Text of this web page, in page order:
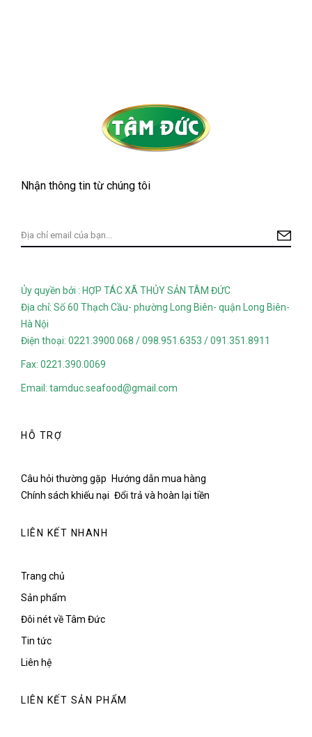
Nhận thông tin từ chúng tôi
Ủy quyền bởi : HỢP TÁC XÃ THỦY SẢN TÂM ĐỨC
Địa chỉ: Số 60 Thạch Cầu- phường Long Biên- quận Long Biên-
Hà Nội
Điện thoại: 0221.3900.068 / 098.951.6353 / 091.351.8911
Fax: 0221.390.0069
Email: tamduc.seafood@gmail.com
HỖ TRỢ
Câu hỏi thường gặp
Hướng dẫn mua hàng
Chính sách khiếu nại Đổi trả và hoàn lại tiền
LIÊN KẾT NHANH
Trang chủ
Sản phẩm
Đôi nét về Tâm Đức
Tin tức
Liên hệ
LIÊN KẾT SẢN PHẨM